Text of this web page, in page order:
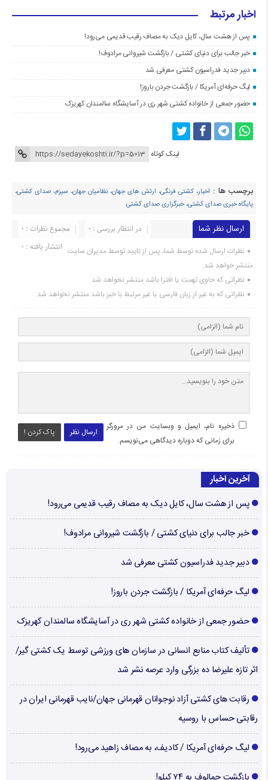
اخبار مرتبط
پس از هشت سال، کایل دیک به مصاف رقیب قدیمی می‌رود!
خبر جالب برای دنیای کشتی / بازگشت شیروانی مرادوف!
دبیر جدید فدراسیون کشتی معرفی شد
لیگ حرفه‌ای آمریکا / بازگشت جردن باروز!
حضور جمعی از خانواده کشتی شهر ری در آسایشگاه سالمندان کهریزک
لینک کوتاه
برچسب ها : اخبار، کشتی فرنگی، ارتش های جهان، نظامیان جهان، سیزم، صدای کشتی،
پایگاه خبری صدای کشتی، خبرگزاری صدای کشتی
ارسال نظر شما مجموع نظرات : 0
در انتظار بررسی : 0
انتشار یافته : ۰ نظرات ارسال شده توسط شما، پس از تایید توسط مدیران سایت
منتشر خواهد شد.
نظراتی که حاوی تهمت یا افترا باشد منتشر نخواهد شد.
نظراتی که به غیر از زبان فارسی یا غیر مرتبط با خبر باشد منتشر نخواهد شد.
ارسال نظر پاک کردن !
ذخیره نام، ایمیل و وبسایت من در مرورگر
برای زمانی که دوباره دیدگاهی می‌نویسم.
آخرین اخبار
پس از هشت سال، کایل دیک به مصاف رقیب قدیمی می‌رود!
خبر جالب برای دنیای کشتی / بازگشت شیروانی مرادوف!
دبیر جدید فدراسیون کشتی معرفی شد
لیگ حرفه‌ای آمریکا / بازگشت جردن باروز!
حضور جمعی از خانواده کشتی شهر ری در آسایشگاه سالمندان کهریزک
تألیف کتاب منابع انسانی در سازمان های ورزشی توسط یک کشتی گیر/
اثر تازه علیرضا ده بزرگی وارد عرصه نشر شد
رقابت های کشتی آزاد نوجوانان قهرمانی جهان/نایب قهرمانی ایران در
رقابتی حساس با روسیه
لیگ حرفه‌ای آمریکا / کادیف، به مصاف زاهید می‌رود!